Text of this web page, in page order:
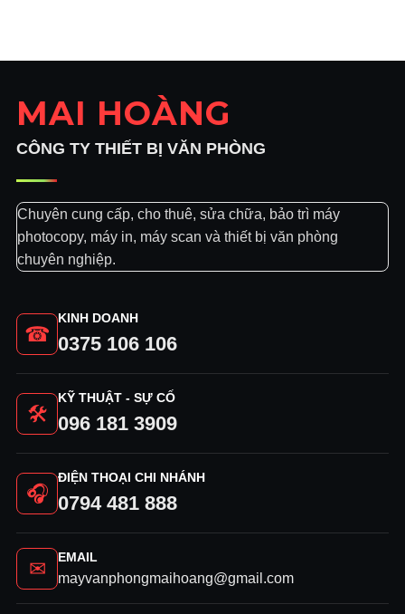
MAI HOÀNG
CÔNG TY THIẾT BỊ VĂN PHÒNG
Chuyên cung cấp, cho thuê, sửa chữa, bảo trì máy
photocopy, máy in, máy scan và thiết bị văn phòng
chuyên nghiệp.
☎
KINH DOANH
0375 106 106
🛠
KỸ THUẬT - SỰ CỐ
096 181 3909
🎧
ĐIỆN THOẠI CHI NHÁNH
0794 481 888
✉ EMAIL
mayvanphongmaihoang@gmail.com